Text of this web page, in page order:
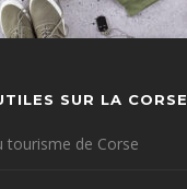
SUR LA CORSE
tourisme de Corse